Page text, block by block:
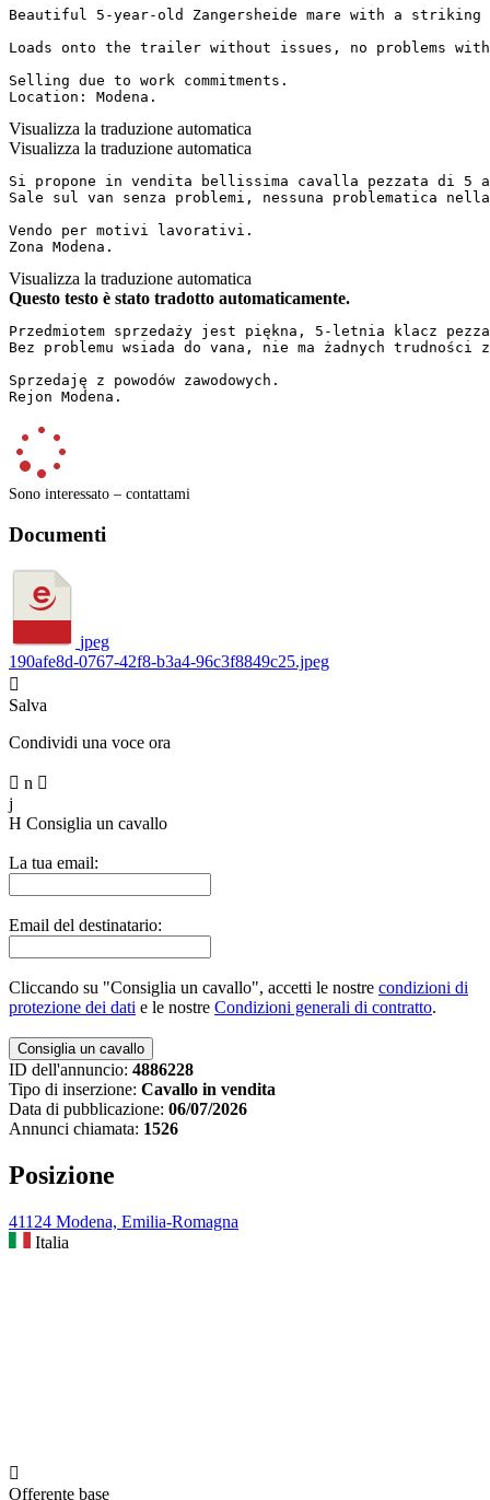
Beautiful 5-year-old Zangersheide mare with a striking
Loads onto the trailer without issues, no problems
Selling due to work commitments.
Location: Modena.
Visualizza la traduzione automatica
Visualizza la traduzione automatica
Si propone in vendita bellissima cavalla pezzata di 5
Sale sul van senza problemi, nessuna problematica
Vendo per motivi lavorativi.
Zona Modena.
Visualizza la traduzione automatica
Questo testo è stato tradotto automaticamente.
Przedmiotem sprzedaży jest piękna, 5-letnia klacz
Bez problemu wsiada do vana, nie ma żadnych
Sprzedaję z powodów zawodowych.
Rejon Modena.
Sono interessato – contattami
Documenti
jpeg
190afe8d-0767-42f8-b3a4-96c3f8849c25.jpeg

Salva
Condividi una voce ora
 n 
j
H Consiglia un cavallo
La tua email:
Email del destinatario:
Cliccando su "Consiglia un cavallo", accetti le nostre condizioni di
protezione dei dati e le nostre Condizioni generali di contratto.
ID dell'annuncio: 4886228
Tipo di inserzione: Cavallo in vendita
Data di pubblicazione: 06/07/2026
Annunci chiamata: 1526
Posizione
41124 Modena, Emilia-Romagna
Italia

Offerente base